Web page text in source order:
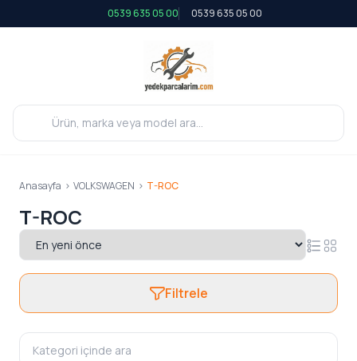
0539 635 05 00 0539 635 05 00
Anasayfa > VOLKSWAGEN > T-ROC
T-ROC
Filtrele